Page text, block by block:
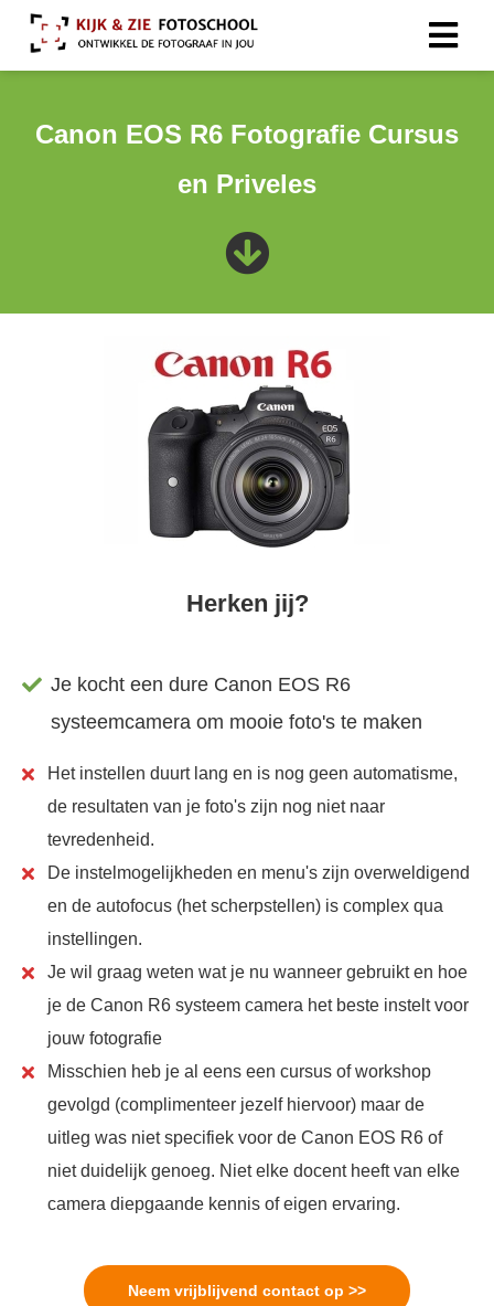
Canon EOS R6 Fotografie Cursus
en Priveles
Herken jij?
Je kocht een dure Canon EOS R6
systeemcamera om mooie foto's te maken
Het instellen duurt lang en is nog geen automatisme,
de resultaten van je foto's zijn nog niet naar
tevredenheid.
De instelmogelijkheden en menu's zijn overweldigend
en de autofocus (het scherpstellen) is complex qua
instellingen.
Je wil graag weten wat je nu wanneer gebruikt en hoe
je de Canon R6 systeem camera het beste instelt voor
jouw fotografie
Misschien heb je al eens een cursus of workshop
gevolgd (complimenteer jezelf hiervoor) maar de
uitleg was niet specifiek voor de Canon EOS R6 of
niet duidelijk genoeg. Niet elke docent heeft van elke
camera diepgaande kennis of eigen ervaring.
Neem vrijblijvend contact op >>